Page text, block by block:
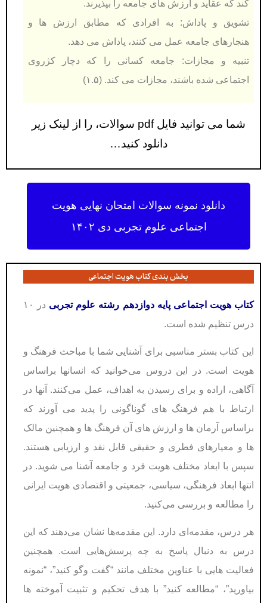
كند كه عقاید و ارزش های جامعه را بپذیرند.
تشویق و پاداش: به افرادی كه مطابق ارزش ها و
هنجارهای جامعه عمل می كنند، پاداش می دهد.
تنبیه و مجازات: جامعه كسانی را كه دچار كژروی
اجتماعی شده باشند، مجازات می كند. (۱.۵)
شما می توانید فایل pdf سوالات، را از لینک زیر
دانلود کنید…
دانلود نمونه سوالات امتحان نهایی هویت
اجتماعی علوم تجربی دی ۱۴۰۲
بخش بندی کتاب هویت اجتماعی
کتاب هویت اجتماعی پايە دوازدهم رشته علوم تجربی
در ۱۰
درس تنظیم شده است.
این کتاب بستر مناسبی برای آشنایی شما با مباحث فرهنگ و
هویت است. در این دروس می‌خوانید که انسانها براساس
آگاهی، اراده و برای رسیدن به اهداف، عمل می‌کنند. آنها در
ارتباط با هم فرهنگ های گوناگونی را پدید می آورند که
براساس آرمان ها و ارزش های آن فرهنگ ها و همچنین مالک
ها و معیارهای فطری و حقیقی قابل نقد و ارزیابی هستند.
سپس با ابعاد مختلف هویت فرد و جامعه آشنا می شوید. در
انتها ابعاد فرهنگی، سیاسی، جمعیتی و اقتصادی هویت ایرانی
را مطالعه و بررسی می‌کنید.
هر درس، مقدمه‌ای دارد. این مقدمه‌ها نشان می‌دهند که این
درس به دنبال پاسخ به چه پرسش‌هایی است. همچنین
فعالیت هایی با عناوین مختلف مانند “گفت وگو کنید”، “نمونه
بیاورید”، “مطالعه کنید” با هدف تحکیم و تثبیت آموخته ها